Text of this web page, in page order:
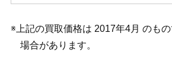
※上記の買取価格は 2017年4月 のも
場合があります。